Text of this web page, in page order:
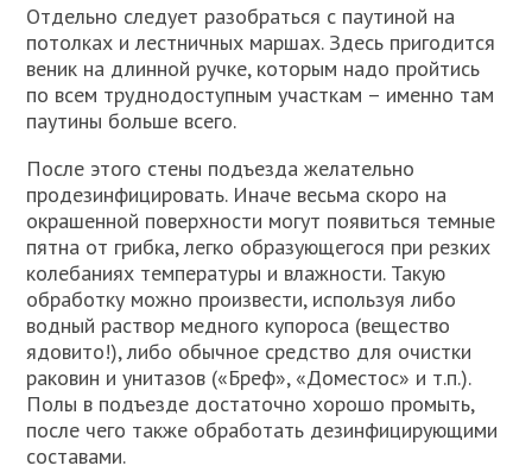
Отдельно следует разобраться с паутиной на
потолках и лестничных маршах. Здесь пригодится
веник на длинной ручке, которым надо пройтись
по всем труднодоступным участкам – именно там
паутины больше всего.
После этого стены подъезда желательно
продезинфицировать. Иначе весьма скоро на
окрашенной поверхности могут появиться темные
пятна от грибка, легко образующегося при резких
колебаниях температуры и влажности. Такую
обработку можно произвести, используя либо
водный раствор медного купороса (вещество
ядовито!), либо обычное средство для очистки
раковин и унитазов («Бреф», «Доместос» и т.п.).
Полы в подъезде достаточно хорошо промыть,
после чего также обработать дезинфицирующими
составами.